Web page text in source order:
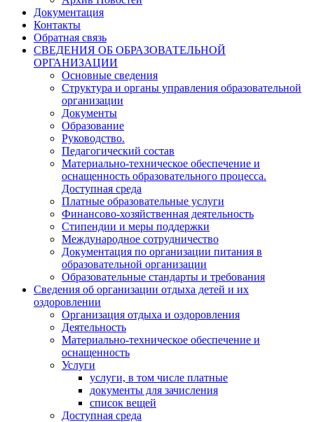
Документация
Контакты
Обратная связь
СВЕДЕНИЯ ОБ ОБРАЗОВАТЕЛЬНОЙ
ОРГАНИЗАЦИИ
Основные сведения
Структура и органы управления образовательной
организации
Документы
Образование
Руководство.
Педагогический состав
Материально-техническое обеспечение и
оснащенность образовательного процесса.
Доступная среда
Платные образовательные услуги
Финансово-хозяйственная деятельность
Стипендии и меры поддержки
Международное сотрудничество
Документация по организации питания в
образовательной организации
Образовательные стандарты и требования
Сведения об организации отдыха детей и их
оздоровлении
Организация отдыха и оздоровления
Деятельность
Материально-техническое обеспечение и
оснащенность
Услуги
услуги, в том числе платные
документы для зачисления
список вещей
Доступная среда